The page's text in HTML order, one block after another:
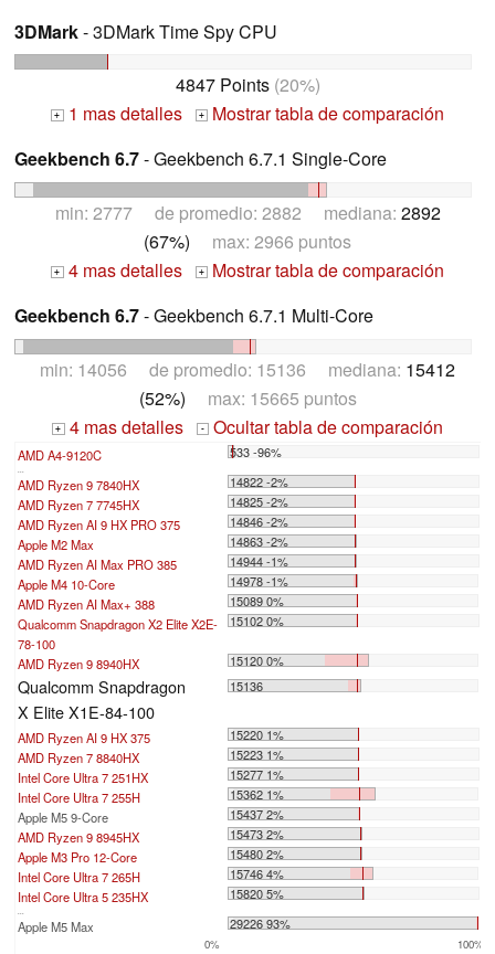
3DMark- 3DMark Time Spy CPU
4847 Points(20%)
+ 1 mas detalles +
Mostrar tabla de comparación
Geekbench 6.7- Geekbench 6.7.1 Single-Core
min: 2777 de promedio: 2882 mediana: 2892
(67%) max: 2966 puntos
+ 4 mas detalles +
Mostrar tabla de comparación
Geekbench 6.7- Geekbench 6.7.1 Multi-Core
min: 14056 de promedio: 15136 mediana: 15412
(52%) max: 15665 puntos
+ 4 mas detalles - Ocultar tabla de comparación
AMD A4-9120C 533 -96%
...
AMD Ryzen 9 7840HX
14822 -2%
AMD Ryzen 7 7745HX
14825 -2%
AMD Ryzen AI 9 HX PRO 375
14846 -2%
Apple M2 Max
14863 -2%
AMD Ryzen AI Max PRO 385
14944 -1%
Apple M4 10-Core
14978 -1%
AMD Ryzen AI Max+ 388
15089 0%
Qualcomm Snapdragon X2 Elite X2E-
78-100
15102 0%
AMD Ryzen 9 8940HX 15120 0%
Qualcomm Snapdragon
X Elite X1E-84-100
15136
AMD Ryzen AI 9 HX 375
15220 1%
AMD Ryzen 7 8840HX
15223 1%
Intel Core Ultra 7 251HX
15277 1%
Intel Core Ultra 7 255H
15362 1%
Apple M5 9-Core
15437 2%
AMD Ryzen 9 8945HX
15473 2%
Apple M3 Pro 12-Core
15480 2%
Intel Core Ultra 7 265H
15746 4%
Intel Core Ultra 5 235HX
15820 5%
...
Apple M5 Max 29226 93%
0% 100%